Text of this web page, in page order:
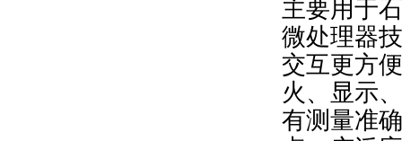
主要用于
微处理器
交互更方
火、显示
有测量准